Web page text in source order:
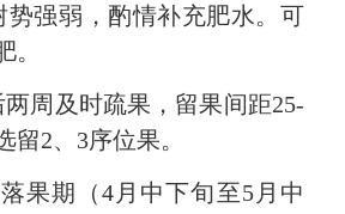
强弱，酌情补充肥水。可
。
及时疏果，留果间距25-
留2、3序位果。
期（4月中下旬至5月中